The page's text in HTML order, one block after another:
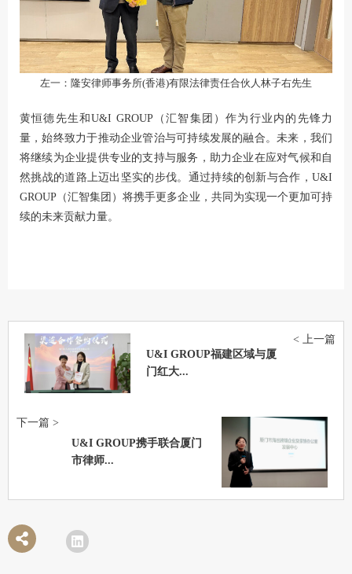
左一：隆安律师事务所(香港)有限法律责任合伙人林子右先生
黄恒德先生和U&I GROUP（汇智集团）作为行业内的先锋力
量，始终致力于推动企业管治与可持续发展的融合。未来，我们
将继续为企业提供专业的支持与服务，助力企业在应对气候和自
然挑战的道路上迈出坚实的步伐。通过持续的创新与合作，U&I
GROUP（汇智集团）将携手更多企业，共同为实现一个更加可持
续的未来贡献力量。
U&I GROUP福建区域与厦
门红大...
< 上一篇
U&I GROUP携手联合厦门
市律师...
下一篇 >